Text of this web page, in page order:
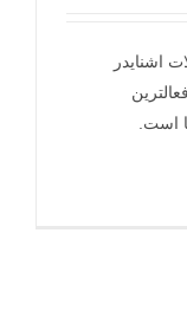
اشنایدر
است.